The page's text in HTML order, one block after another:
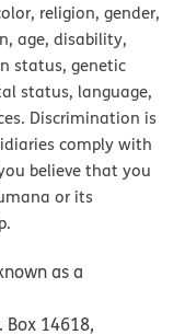
religion, gender,
age, disability,
status, genetic
status, language,
Discrimination is
comply with
believe that you
or its
as a
Box 14618,